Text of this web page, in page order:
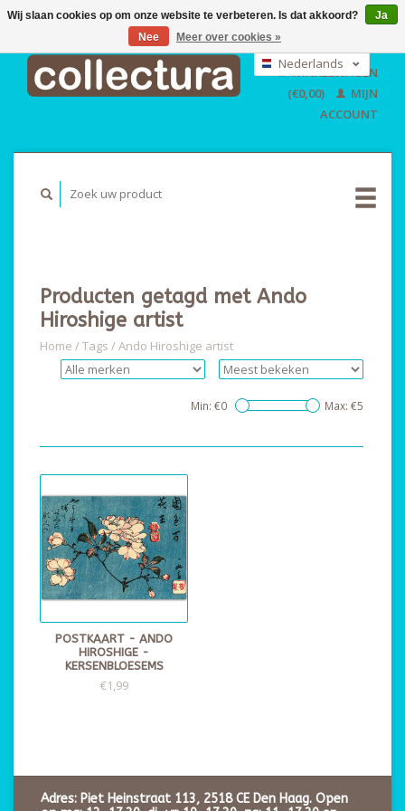
EUR
GBP
USD
Nederlands
English
WINKELWAGEN
(€0,00)
MIJN
ACCOUNT
Producten getagd met Ando
Hiroshige artist
Home /Tags /Ando Hiroshige artist
Min: €0 Max: €5
POSTKAART - ANDO
HIROSHIGE -
KERSENBLOESEMS
€1,99
Adres: Piet Heinstraat 113, 2518 CE Den Haag. Open
Wij slaan cookies op om onze website te verbeteren. Is dat akkoord?
Ja
Nee
Meer over cookies »